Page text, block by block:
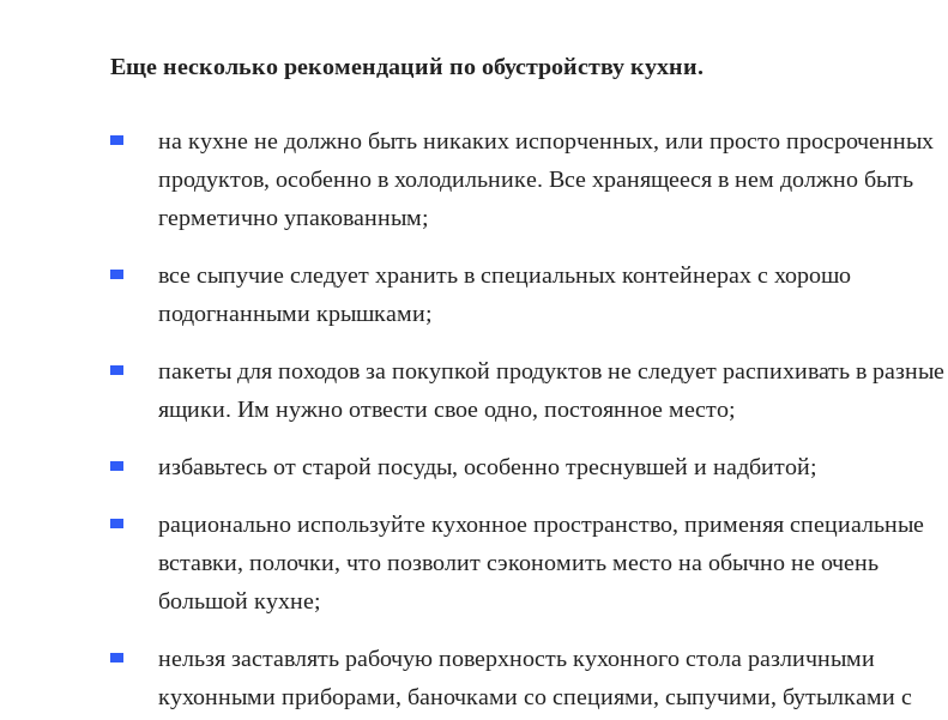
Еще несколько рекомендаций по обустройству кухни.
на кухне не должно быть никаких испорченных, или просто просроченных
продуктов, особенно в холодильнике. Все хранящееся в нем должно быть
герметично упакованным;
все сыпучие следует хранить в специальных контейнерах с хорошо
подогнанными крышками;
пакеты для походов за покупкой продуктов не следует распихивать в разные
ящики. Им нужно отвести свое одно, постоянное место;
избавьтесь от старой посуды, особенно треснувшей и надбитой;
рационально используйте кухонное пространство, применяя специальные
вставки, полочки, что позволит сэкономить место на обычно не очень
большой кухне;
нельзя заставлять рабочую поверхность кухонного стола различными
кухонными приборами, баночками со специями, сыпучими, бутылками с